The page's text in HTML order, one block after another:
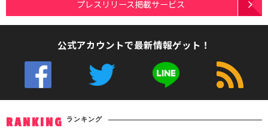
プレスリリース掲載サービス
公式アカウントで最新情報ゲット！
RANKING ランキング